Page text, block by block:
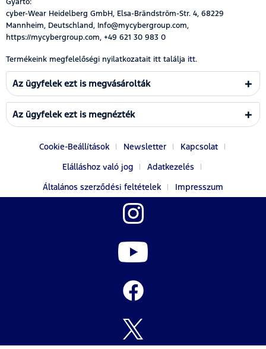
cyber-Wear Heidelberg GmbH, Elsa-Brändström-Str. 4, 68229
Mannheim, Deutschland, Info@mycybergroup.com,
https://mycybergroup.com, +49 621 30 983 0
Termékeink megfelelőségi nyilatkozatait itt találja itt.
Az ügyfelek ezt is megvásárolták
Az ügyfelek ezt is megnézték
Cookie-Beállítások Newsletter
Kapcsolat
Elálláshoz való jog
Adatkezelés
Általános szerződési feltételek
Impresszum